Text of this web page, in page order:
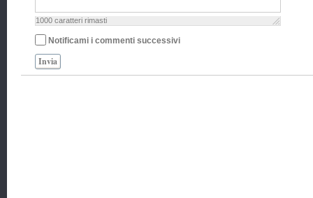
1000 caratteri rimasti
Notificami i commenti successivi
Invia